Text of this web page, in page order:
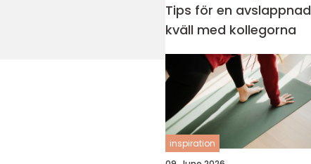
Tips för en avslappnad
kväll med kollegorna
inspiration